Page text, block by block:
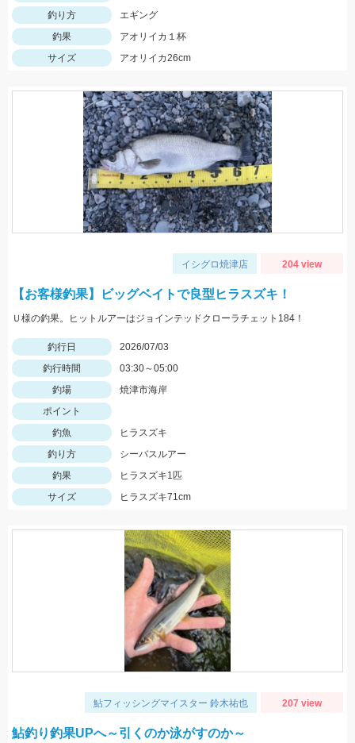
釣り方
エギング
釣果
アオリイカ１杯
サイズ
アオリイカ26cm
イシグロ焼津店 204 view
【お客様釣果】ビッグベイトで良型ヒラスズキ！
Ｕ様の釣果。ヒットルアーはジョインテッドクローラチェット184！
釣行日
2026/07/03
釣行時間
03:30～05:00
釣場
焼津市海岸
ポイント
釣魚
ヒラスズキ
釣り方
シーバスルアー
釣果
ヒラスズキ1匹
サイズ
ヒラスズキ71cm
鮎フィッシングマイスター 鈴木祐也 207 view
鮎釣り釣果UPへ～引くのか泳がすのか～